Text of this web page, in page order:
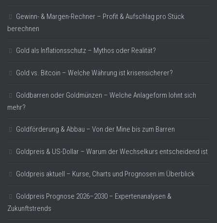
Gewinn- & Margen-Rechner – Profit & Aufschlag pro Stück
berechnen
Gold als Inflationsschutz – Mythos oder Realität?
Gold vs. Bitcoin – Welche Währung ist krisensicherer?
Goldbarren oder Goldmünzen – Welche Anlageform lohnt sich
mehr?
Goldförderung & Abbau – Von der Mine bis zum Barren
Goldpreis & US-Dollar – Warum der Wechselkurs entscheidend ist
Goldpreis aktuell – Kurse, Charts und Prognosen im Überblick
Goldpreis Prognose 2026–2030 – Expertenanalysen &
Zukunftstrends